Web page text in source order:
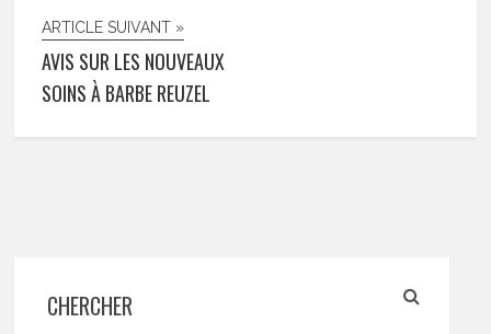
ARTICLE SUIVANT »
AVIS SUR LES NOUVEAUX
SOINS À BARBE REUZEL
CHERCHER